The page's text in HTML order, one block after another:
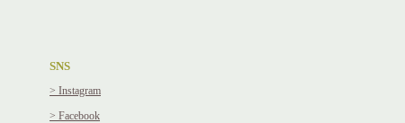
SNS
> Instagram
​> Facebook